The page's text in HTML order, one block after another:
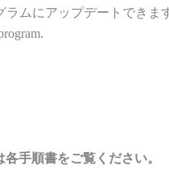
ラムにアップデートできま
手順書をご覧ください。